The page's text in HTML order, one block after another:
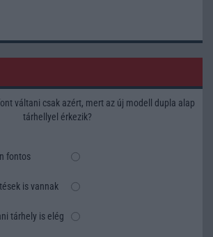
váltani csak azért, mert az új modell dupla alap
tárhellyel érkezik?
fontos
is vannak
tárhely is elég